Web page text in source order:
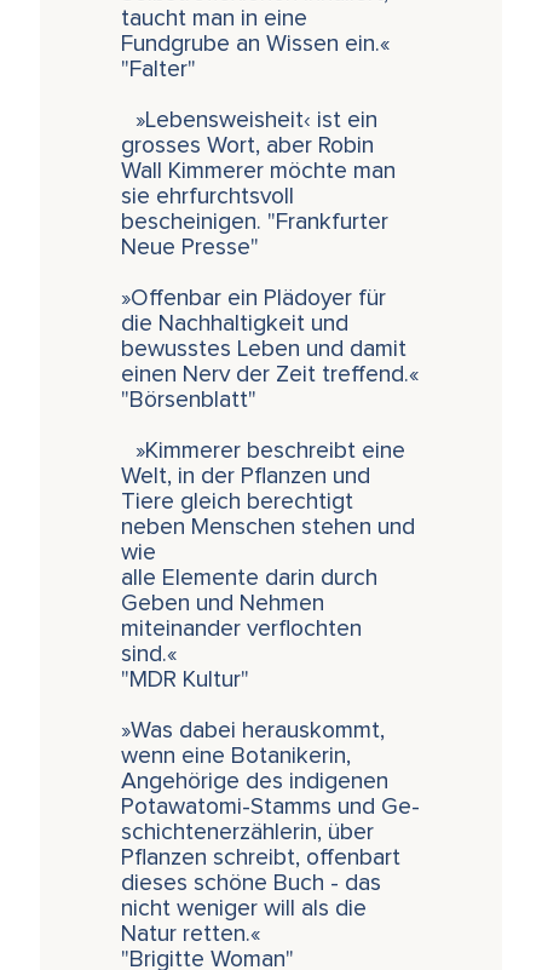
taucht man in eine
Fundgrube an Wissen ein.«
"Falter"
»Lebensweisheit‹ ist ein
grosses Wort, aber Robin
Wall Kimmerer möchte man
sie ehrfurchtsvoll
bescheinigen. "Frankfurter
Neue Presse"
»Offenbar ein Plädoyer für
die Nachhaltigkeit und
bewusstes Leben und damit
einen Nerv der Zeit treffend.«
"Börsenblatt"
»Kimmerer beschreibt eine
Welt, in der Pflanzen und
Tiere gleich berechtigt
neben Menschen stehen und
wie
alle Elemente darin durch
Geben und Nehmen
miteinander verflochten
sind.«
"MDR Kultur"
»Was dabei herauskommt,
wenn eine Botanikerin,
Angehörige des indigenen
Potawatomi-Stamms und Ge-
schichtenerzählerin, über
Pflanzen schreibt, offenbart
dieses schöne Buch - das
nicht weniger will als die
Natur retten.«
"Brigitte Woman"